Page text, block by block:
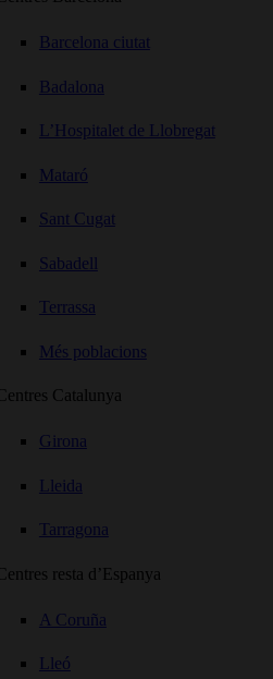
Barcelona ciutat
Badalona
L’Hospitalet de Llobregat
Mataró
Sant Cugat
Sabadell
Terrassa
Més poblacions
Catalunya
Girona
Lleida
Tarragona
resta d’Espanya
A Coruña
Lleó